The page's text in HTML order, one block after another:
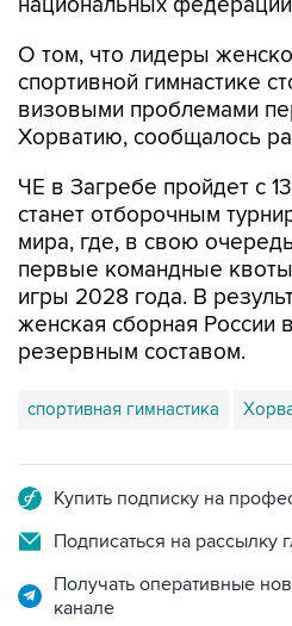
О том, что лидеры
спортивной гимнастике
визовыми проблемами
Хорватию, сообщалось
ЧЕ в Загребе пройдет с
станет отборочным
мира, где, в свою
первые командные
игры 2028 года. В
женская сборная России
резервным составом.
спортивная гимнастика
Купить подписку на
Подписаться на рассылку
Получать оперативные
канале